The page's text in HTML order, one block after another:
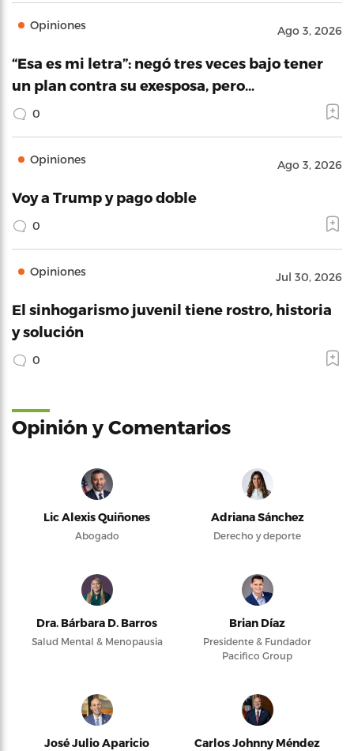
Opiniones Ago 3, 2026
“Esa es mi letra”: negó tres veces bajo tener
un plan contra su exesposa, pero…
0
Opiniones Ago 3, 2026
Voy a Trump y pago doble
0
Opiniones Jul 30, 2026
El sinhogarismo juvenil tiene rostro, historia
y solución
0
Opinión y Comentarios
Lic Alexis Quiñones
Abogado
Adriana Sánchez
Derecho y deporte
Dra. Bárbara D. Barros
Salud Mental & Menopausia
Brian Díaz
Presidente & Fundador
Pacifico Group
José Julio Aparicio
Carlos Johnny Méndez